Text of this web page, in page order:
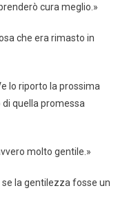
cura meglio.»
che era rimasto in
lo riporto la prossima
quella promessa
molto gentile.»
la gentilezza fosse un